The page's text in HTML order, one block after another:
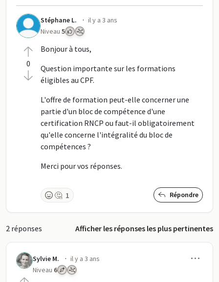
0
Stéphane L. · il y a 3 ans
Niveau 5
Bonjour à tous,
Question importante sur les formations
éligibles au CPF.
L'offre de formation peut-elle concerner une
partie d'un bloc de compétence d'une
certification RNCP ou faut-il obligatoirement
qu'elle concerne l'intégralité du bloc de
compétences ?
Merci pour vos réponses.
🤔 1 Répondre
2 réponses Afficher les réponses les plus pertinentes
Sylvie M. · il y a 3 ans
Niveau 6